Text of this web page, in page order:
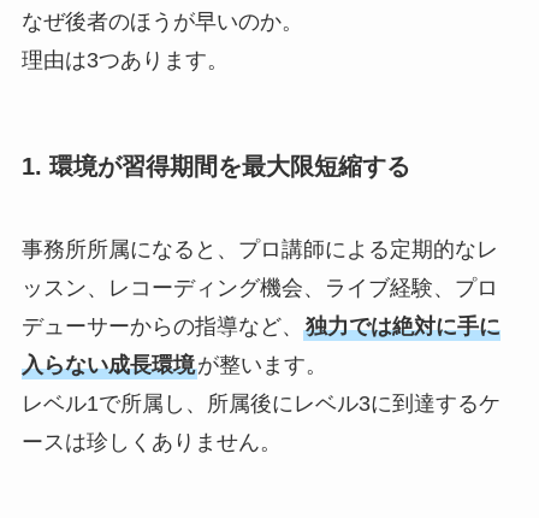
なぜ後者のほうが早いのか。
理由は3つあります。
1. 環境が習得期間を最大限短縮する
事務所所属になると、プロ講師による定期的なレ
ッスン、レコーディング機会、ライブ経験、プロ
デューサーからの指導など、 独力では絶対に手に
入らない成長環境が整います。
レベル1で所属し、所属後にレベル3に到達するケ
ースは珍しくありません。